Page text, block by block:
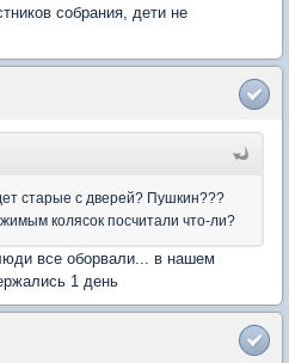
собрания, дети не
старые с дверей? Пушкин???
колясок посчитали что-ли?
все оборвали... в нашем
1 день